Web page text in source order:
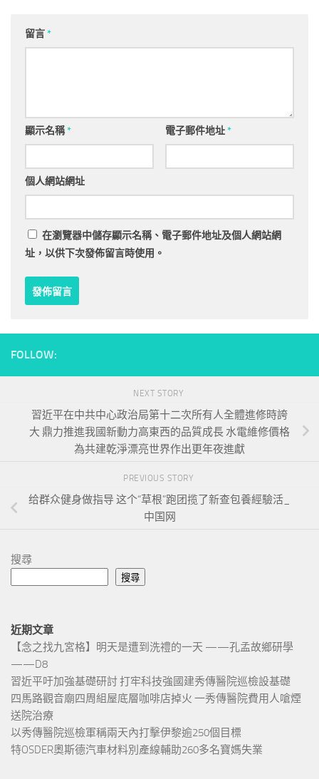
留言*
顯示名稱* 電子郵件地址*
個人網站網址
在瀏覽器中儲存顯示名稱、電子郵件地址及個人網站網
址，以供下次發佈留言時使用。
FOLLOW:
NEXT STORY
習近平在中共中心政治局第十二次所有人全體進修時誇
大 鼎力推進我國新動力高東西的品質成長 水電維修價格
為共建乾淨漂亮世界作出更年夜進獻
PREVIOUS STORY
给群众健身做指导 这个“草根”跑团揽了新查包養經驗活_
中国网
搜尋
搜尋
近期文章
【念之找九宮格】明天是遭到洗禮的一天 ——孔孟故鄉研學
——D8
習近平吁加強基礎研討 打牢科技強國建秀傳醫院巡檢設基礎
四馬路觀音廟四周組屋底層咖啡店掉火 一秀傳醫院費用人嗆煙
送院治療
以秀傳醫院巡檢軍稱兩天內打擊伊黎逾250個目標
特OSDER奧斯德汽車材料別產線輔助260多名寶媽失業